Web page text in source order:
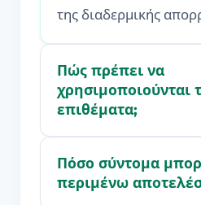
της διαδερμικής
Πώς πρέπει να
χρησιμοποιούνται
επιθέματα;
Πόσο σύντομα
περιμένω